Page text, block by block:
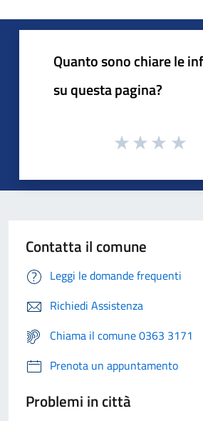
Quanto sono chiare le
su questa pagina?
Contatta il comune
Leggi le domande frequenti
Richiedi Assistenza
Chiama il comune 0363 3171
Prenota un appuntamento
Problemi in città